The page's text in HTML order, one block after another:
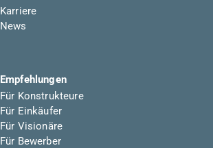
Karriere
News
Empfehlungen
Für Konstrukteure
Für Einkäufer
Für Visionäre
Für Bewerber